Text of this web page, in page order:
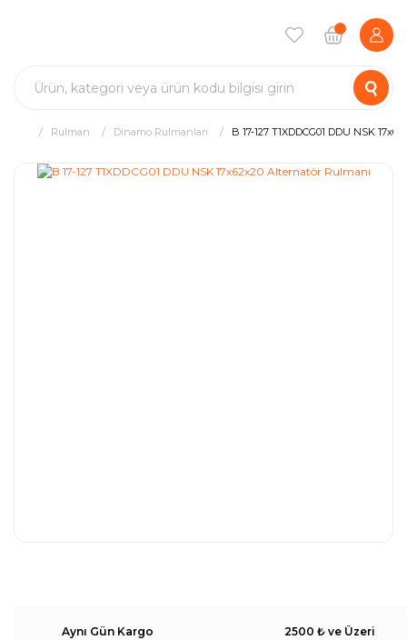
Rulman Dinamo Rulmanları B 17-127 T1XDDCG01 DDU NSK
Aynı Gün Kargo
2500 ₺ ve Üzeri